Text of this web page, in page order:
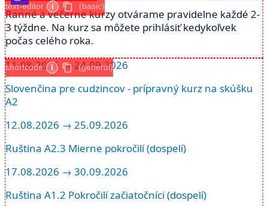
Ranné a večerne kurzy otvárame pravidelne každé 2-
3 týždne. Na kurz sa môžete prihlásiť kedykoľvek
počas celého roka.
text-editor i (basic)
11.08.2026 → 24.09.2026
Slovenčina pre cudzincov - prípravný kurz na skúšku
A2
12.08.2026 → 25.09.2026
Ruština A2.3 Mierne pokročilí (dospelí)
17.08.2026 → 30.09.2026
Ruština A1.2 Pokročilí začiatočníci (dospelí)
shortcode i (general)